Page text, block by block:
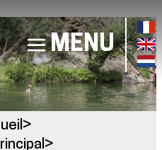
MENU
>
>